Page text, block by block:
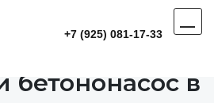
+7 (925) 081-17-33
в